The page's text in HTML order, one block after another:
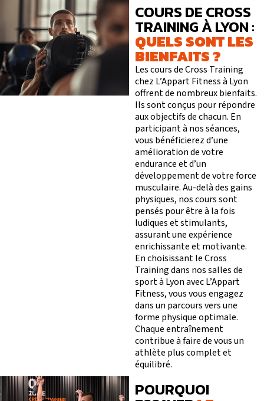
OT
IVÉ
FORMULE D’ABONNEMENT
PLATEAU MUSCU-
COURS COLLECTIFS
SMALL GROUP
COACHING
DEVENIR FRANCHISÉ L’APPART FITNESS
COURS DE CROSS
TRAINING À LYON :
QUELS SONT LES
BIENFAITS ?
Les cours de Cross Training
chez L’Appart Fitness à Lyon
offrent de nombreux bienfaits.
Ils sont conçus pour répondre
aux objectifs de chacun. En
participant à nos séances,
vous bénéficierez d’une
amélioration de votre
endurance et d’un
développement de votre force
musculaire. Au-delà des gains
physiques, nos cours sont
pensés pour être à la fois
ludiques et stimulants,
assurant une expérience
enrichissante et motivante.
En choisissant le Cross
Training dans nos salles de
sport à Lyon avec L’Appart
Fitness, vous vous engagez
dans un parcours vers une
forme physique optimale.
Chaque entraînement
contribue à faire de vous un
athlète plus complet et
équilibré.
POURQUOI